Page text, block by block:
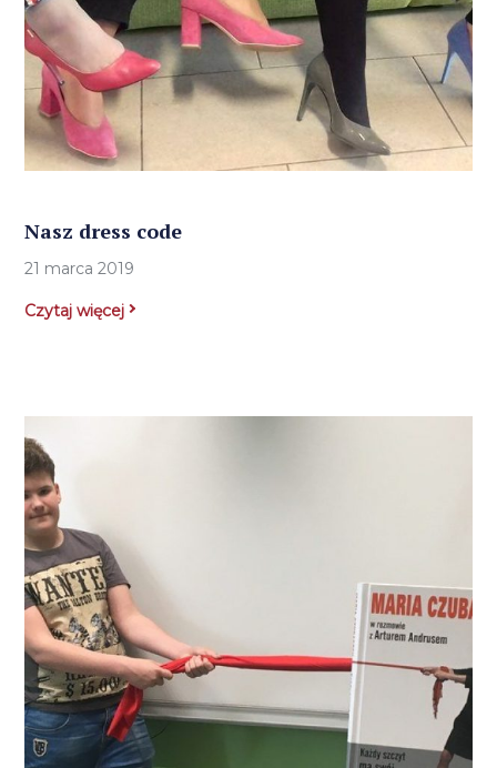
Nasz dress code
21 marca 2019
Czytaj więcej